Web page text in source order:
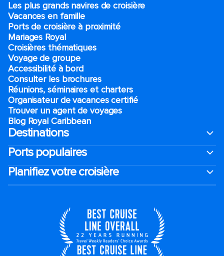
Les plus grands navires de croisière
Vacances en famille
Ports de croisière à proximité
Mariages Royal
Croisières thématiques
Voyage de groupe​
Accessibilité à bord​
Consulter les brochures
Réunions, séminaires et charters
Organisateur de vacances certifié
Trouver un agent de voyages
Blog Royal Caribbean
Destinations
Ports populaires
Planifiez votre croisière